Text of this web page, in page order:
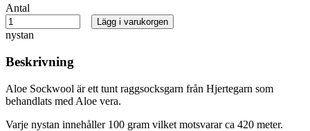
Antal
nystan
Lägg i varukorgen
Beskrivning
Aloe Sockwool är ett tunt raggsocksgarn från Hjertegarn som
behandlats med Aloe vera.
Varje nystan innehåller 100 gram vilket motsvarar ca 420 meter.